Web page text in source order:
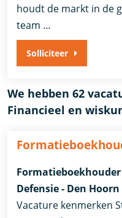
houdt de markt in de
team …
Solliciteer
We hebben 62
Financieel en
Defensie - Den Hoorn
Vacature kenmerken